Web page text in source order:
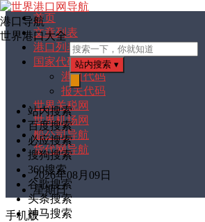
首页
文章列表
港口列表
国家代码
港口代码
报关代码
世界关税网
世界机场网
船公司导航
货代网导航
2026年08月09日
星期日
港口导航
世界港口大全
站内搜索 ▾
站内搜索
百度搜索
必应搜索
搜狗搜索
360搜索
谷歌搜索
头条搜索
神马搜索
搜
索
手机版